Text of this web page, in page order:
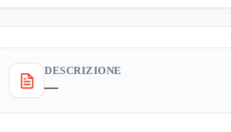
DESCRIZIONE
—